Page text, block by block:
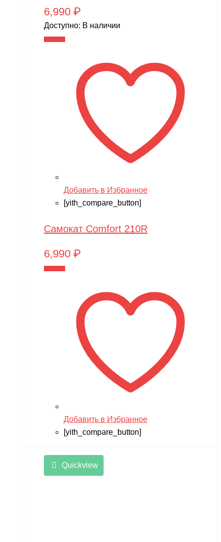
6,990 ₽
Доступно: В наличии
Добавить в Избранное
[yith_compare_button]
Самокат Comfort 210R
6,990 ₽
Добавить в Избранное
[yith_compare_button]
Quickview